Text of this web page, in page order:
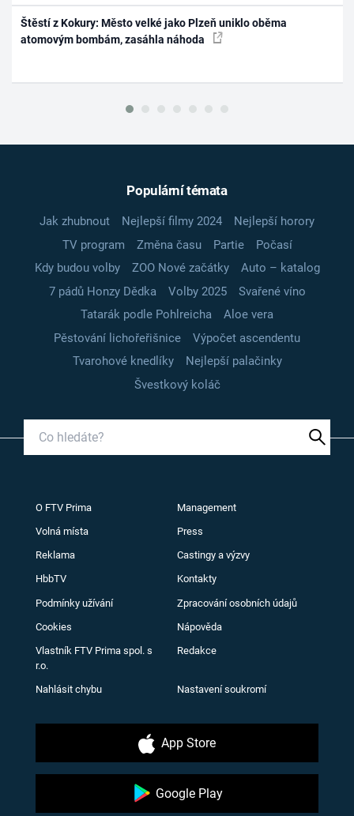
Štěstí z Kokury: Město velké jako Plzeň uniklo oběma
atomovým bombám, zasáhla náhoda
Populární témata
Jak zhubnout Nejlepší filmy 2024
Nejlepší horory
TV program
Změna času Partie
Počasí
Kdy budou volby
ZOO Nové začátky
Auto – katalog
7 pádů Honzy Dědka
Volby 2025
Svařené víno
Tatarák podle Pohlreicha
Aloe vera
Pěstování lichořeřišnice
Výpočet ascendentu
Tvarohové knedlíky
Nejlepší palačinky
Švestkový koláč
O FTV Prima Management
Volná místa Press
Reklama Castingy a výzvy
HbbTV Kontakty
Podmínky užívání Zpracování osobních údajů
Cookies Nápověda
Vlastník FTV Prima spol. s
r.o.
Redakce
Nahlásit chybu Nastavení soukromí
App Store
Google Play